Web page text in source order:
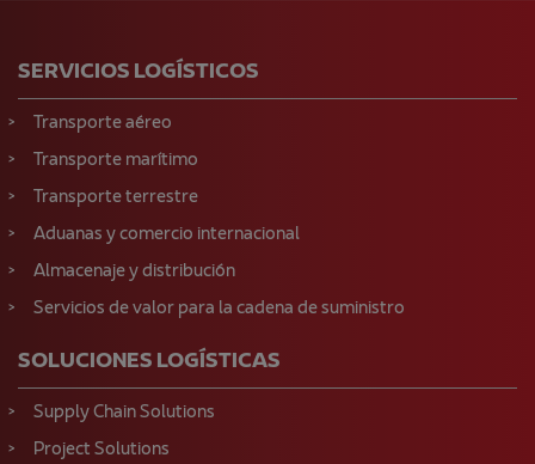
SERVICIOS LOGÍSTICOS
Transporte aéreo
Transporte marítimo
Transporte terrestre
Aduanas y comercio internacional
Almacenaje y distribución
Servicios de valor para la cadena de suministro
SOLUCIONES LOGÍSTICAS
Supply Chain Solutions
Project Solutions